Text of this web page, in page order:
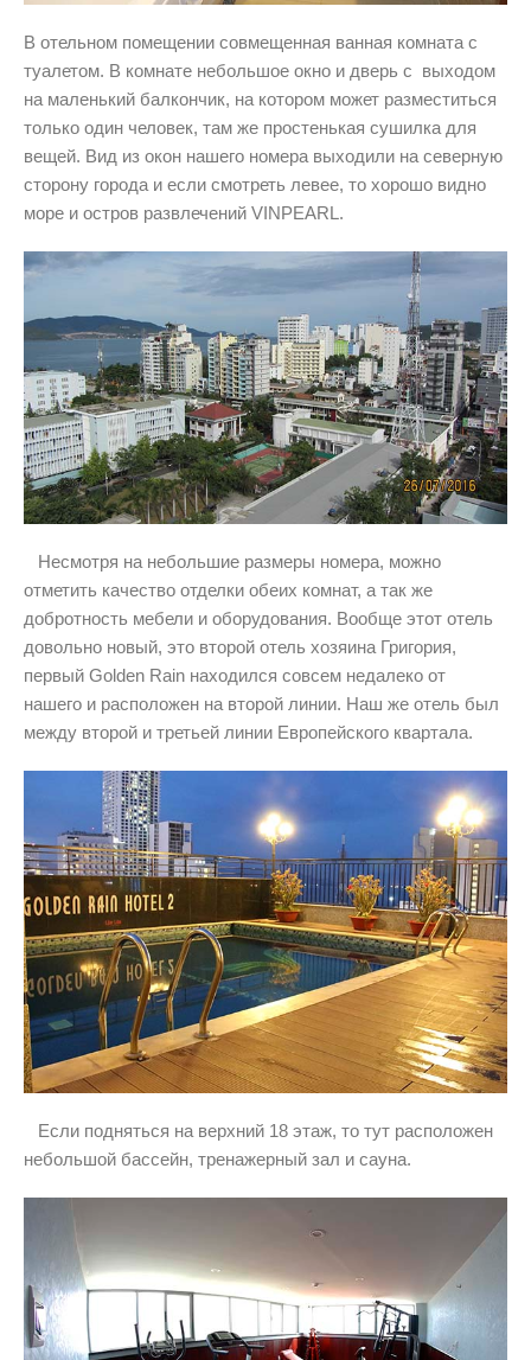
В отельном помещении совмещенная ванная комната с
туалетом. В комнате небольшое окно и дверь с выходом
на маленький балкончик, на котором может разместиться
только один человек, там же простенькая сушилка для
вещей. Вид из окон нашего номера выходили на северную
сторону города и если смотреть левее, то хорошо видно
море и остров развлечений VINPEARL.
Несмотря на небольшие размеры номера, можно
отметить качество отделки обеих комнат, а так же
добротность мебели и оборудования. Вообще этот отель
довольно новый, это второй отель хозяина Григория,
первый Golden Rain находился совсем недалеко от
нашего и расположен на второй линии. Наш же отель был
между второй и третьей линии Европейского квартала.
Если подняться на верхний 18 этаж, то тут расположен
небольшой бассейн, тренажерный зал и сауна.